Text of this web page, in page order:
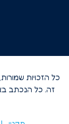
כל הזכויות
זה. כל הנכתב